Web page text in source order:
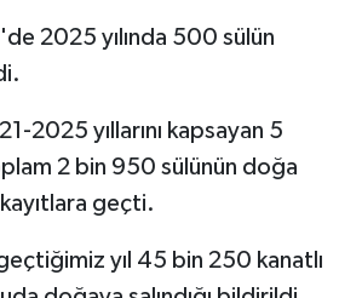
2025 yılında 500 sülün
2025 yıllarını kapsayan 5
2 bin 950 sülünün doğa
geçti.
yıl 45 bin 250 kanatlı